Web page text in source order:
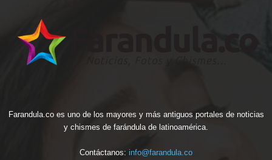
Farandula.co es uno de los mayores y más antiguos portales de noticias
y chismes de farándula de latinoamérica.
Contáctanos: info@farandula.co